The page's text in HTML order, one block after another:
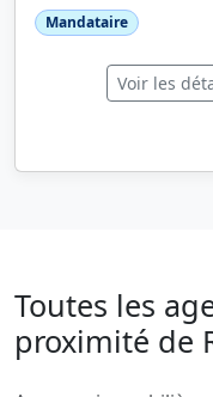
Mandataire
Voir les
Toutes les
proximité de